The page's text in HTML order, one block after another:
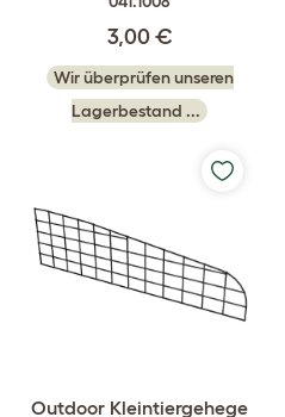
3,00 €
Wir überprüfen unseren
Lagerbestand ...
Outdoor Kleintiergehege